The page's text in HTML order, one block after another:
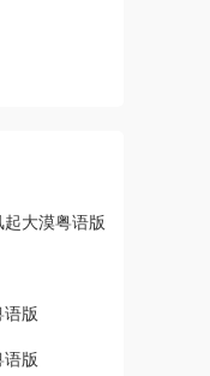
大漠粤语版
语版
语版